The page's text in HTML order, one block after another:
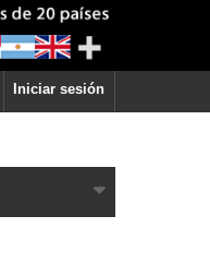
Iniciar sesión